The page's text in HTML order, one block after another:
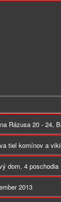
Rázusa 20 - 24,
tiel komínov a
dom, 4 poschodia
2013